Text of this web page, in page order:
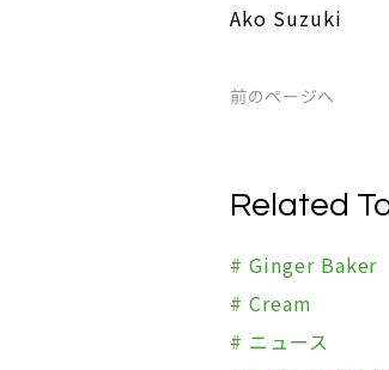
Ako Suzuki
前のページへ
Related
# Ginger Baker
# Cream
# ニュース